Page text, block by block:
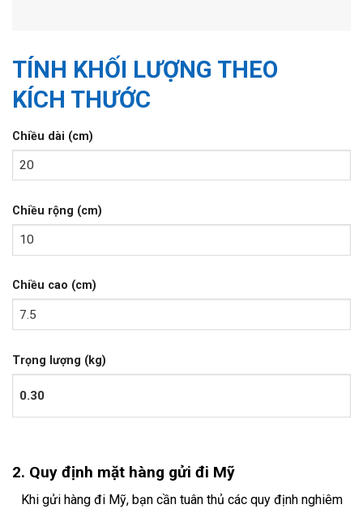
TÍNH KHỐI LƯỢNG THEO
KÍCH THƯỚC
Chiều dài (cm)
Chiều rộng (cm)
Chiều cao (cm)
Trọng lượng (kg)
2. Quy định mặt hàng gửi đi Mỹ
Khi gửi hàng đi Mỹ, bạn cần tuân thủ các quy định nghiêm